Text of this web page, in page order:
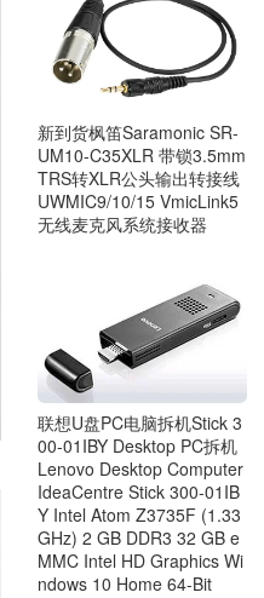
新到货枫笛Saramonic SR-
UM10-C35XLR 带锁3.5mm
TRS转XLR公头输出转接线
UWMIC9/10/15 VmicLink5
无线麦克风系统接收器
联想U盘PC电脑拆机Stick 3
00-01IBY Desktop PC拆机
Lenovo Desktop Computer
IdeaCentre Stick 300-01IB
Y Intel Atom Z3735F (1.33
GHz) 2 GB DDR3 32 GB e
MMC Intel HD Graphics Wi
ndows 10 Home 64-Bit